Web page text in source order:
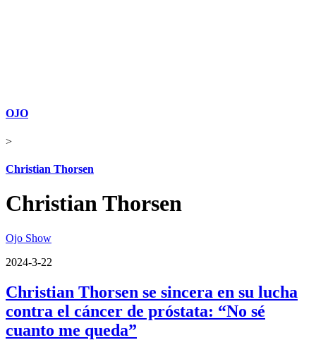
OJO
>
Christian Thorsen
Christian Thorsen
Ojo Show
2024-3-22
Christian Thorsen se sincera en su lucha
contra el cáncer de próstata: “No sé
cuanto me queda”